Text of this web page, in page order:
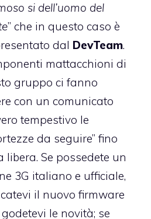
si dell’uomo del
” che in questo caso è
dal DevTeam.
mattacchioni di
gruppo ci fanno
con un comunicato
tempestivo le
da seguire” fino
libera. Se possedete un
3G italiano e ufficiale,
il nuovo firmware
godetevi le novità; se